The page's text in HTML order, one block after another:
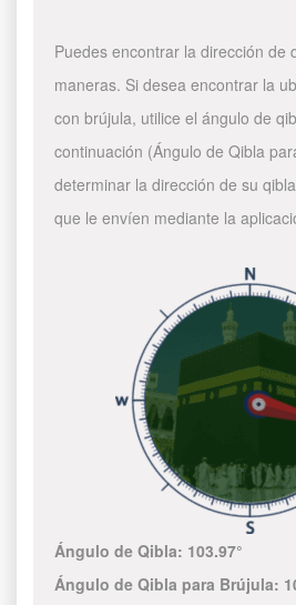
Puedes encontrar la dirección de
maneras. Si desea encontrar la
con brújula, utilice el ángulo de
continuación (Ángulo de Qibla
determinar la dirección de su
que le envíen mediante la
Ángulo de Qibla: 103.97°
Ángulo de Qibla para Brújula: